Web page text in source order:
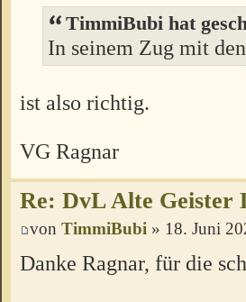
TimmiBubi hat
In seinem Zug mit
ist also richtig.
VG Ragnar
Re: DvL Alte Geister
von TimmiBubi » 18. Juni
Danke Ragnar, für die